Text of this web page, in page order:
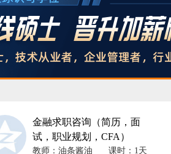
金融求职咨询（简历，面
试，职业规划，CFA）
教师：油条酱油 课时：1天